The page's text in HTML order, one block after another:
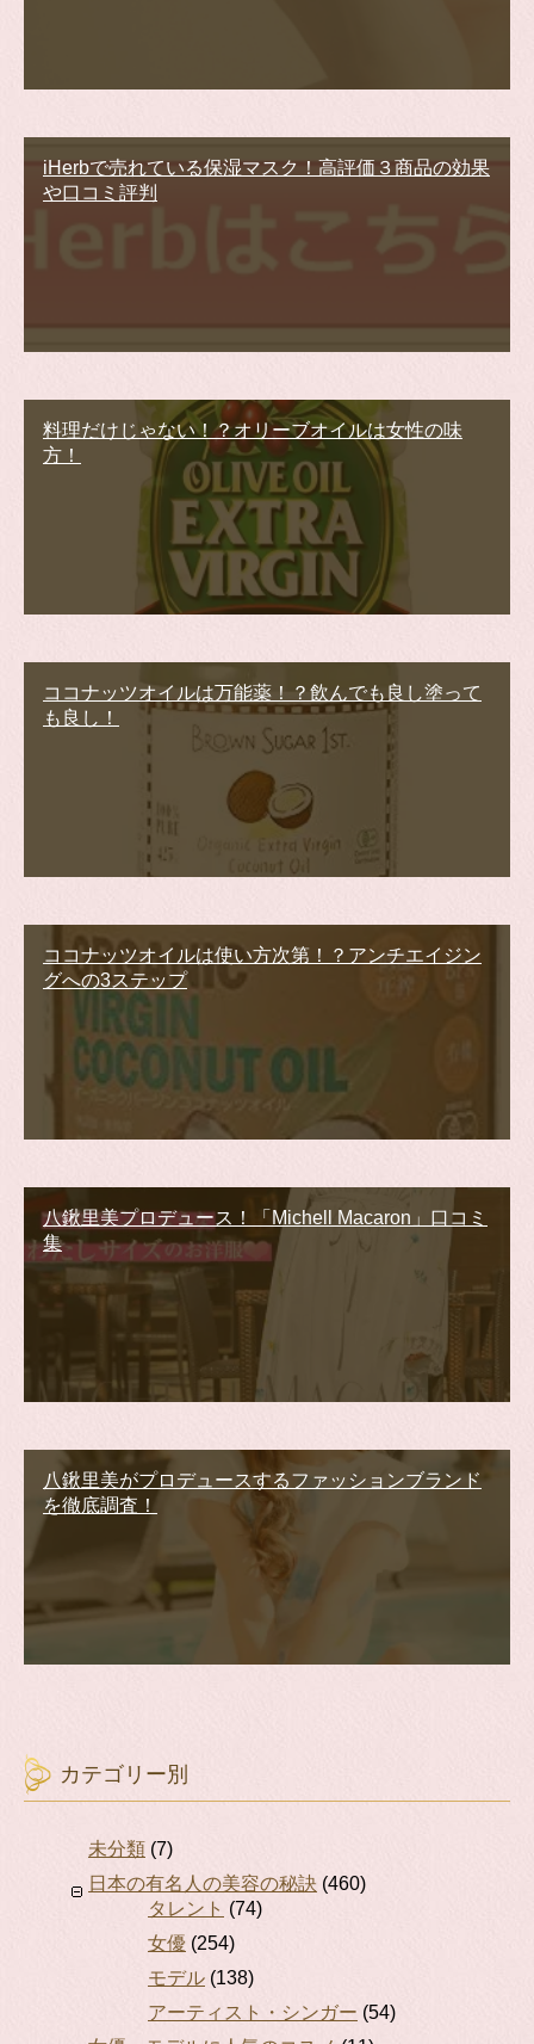
iHerbで売れている保湿マスク！高評価３商品の効果
や口コミ評判
料理だけじゃない！？オリーブオイルは女性の味
方！
ココナッツオイルは万能薬！？飲んでも良し塗って
も良し！
ココナッツオイルは使い方次第！？アンチエイジン
グへの3ステップ
八鍬里美プロデュース！「Michell Macaron」口コミ
集
八鍬里美がプロデュースするファッションブランド
を徹底調査！
カテゴリー別
未分類 (7)
日本の有名人の美容の秘訣 (460)
タレント (74)
女優 (254)
モデル (138)
アーティスト・シンガー (54)